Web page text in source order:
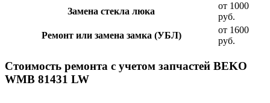
Замена стекла люка
от 1000
руб.
Ремонт или замена замка (УБЛ)
от 1600
руб.
Стоимость ремонта с учетом запчастей BEKO
WMB 81431 LW